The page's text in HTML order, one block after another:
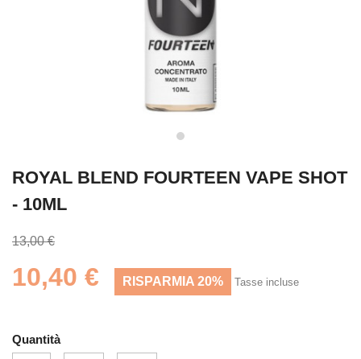
ROYAL BLEND FOURTEEN VAPE SHOT
- 10ML
13,00 €
10,40 € RISPARMIA 20% Tasse incluse
Quantità